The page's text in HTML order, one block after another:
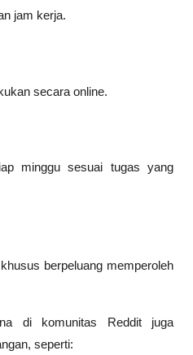
jam kerja.
secara online.
minggu sesuai tugas yang
berpeluang memperoleh
di komunitas Reddit juga
seperti: